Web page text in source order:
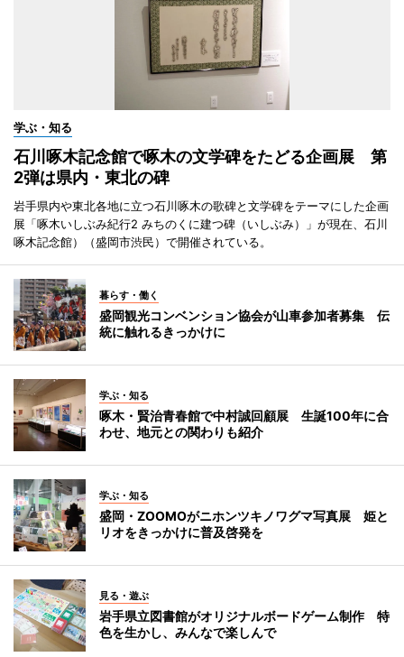
学ぶ・知る
石川啄木記念館で啄木の文学碑をたどる企画展 第
2弾は県内・東北の碑
岩手県内や東北各地に立つ石川啄木の歌碑と文学碑をテーマにした企画
展「啄木いしぶみ紀行2 みちのくに建つ碑（いしぶみ）」が現在、石川
啄木記念館）（盛岡市渋民）で開催されている。
暮らす・働く
盛岡観光コンベンション協会が山車参加者募集 伝
統に触れるきっかけに
学ぶ・知る
啄木・賢治青春館で中村誠回顧展 生誕100年に合
わせ、地元との関わりも紹介
学ぶ・知る
盛岡・ZOOMOがニホンツキノワグマ写真展 姫と
リオをきっかけに普及啓発を
見る・遊ぶ
岩手県立図書館がオリジナルボードゲーム制作 特
色を生かし、みんなで楽しんで